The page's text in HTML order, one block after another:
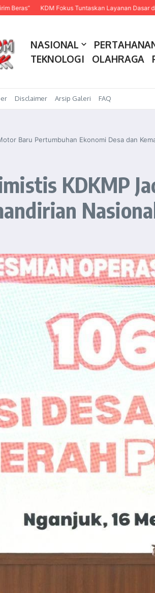
KDM Fokus Tuntaskan Layanan Dasar dan
NASIONAL
TEKNOLOGI
OLAHRAGA
Disclaimer Arsip Galeri FAQ
Baru Pertumbuhan Ekonomi Desa dan
KDKMP